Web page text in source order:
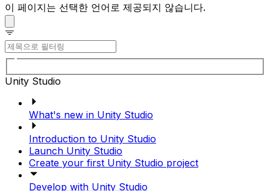
이 페이지는 선택한 언어로 제공되지 않습니다.
Unity Studio
What's new in Unity Studio
Introduction to Unity Studio
Launch Unity Studio
Create your first Unity Studio project
Develop with Unity Studio